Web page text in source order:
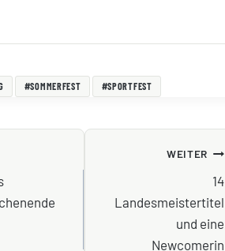
#SOMMERFEST #SPORTFEST
WEITER
14
Landesmeistertitel
und eine
Newcomerin